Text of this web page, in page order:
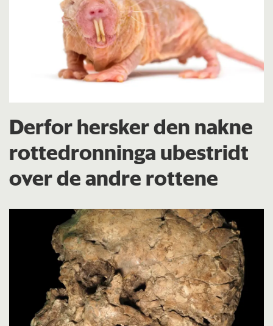
Derfor hersker den nakne
rottedronninga ubestridt
over de andre rottene